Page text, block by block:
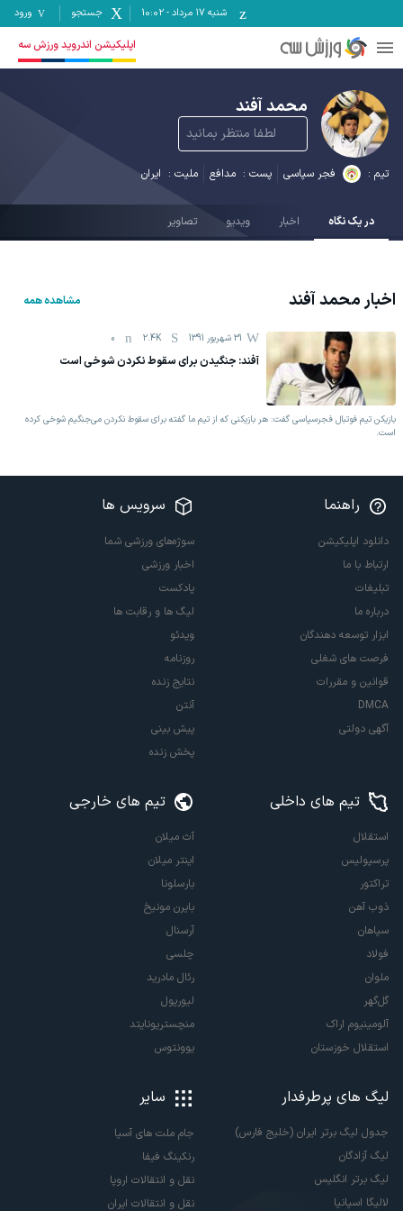
شنبه ۱۷ مرداد -
10:02 جستجو ورود
اپلیکیشن اندروید ورزش سه
محمد آفند
لطفا منتظر بمانید
تیم : فجر سپاسی پست : مدافع ملیت : ایران
در یک نگاه اخبار ویدیو تصاویر
اخبارمحمد آفند مشاهده همه
31 شهریور 1391 2.4K
0
آفند: جنگیدن برای سقوط نکردن شوخی است
بازیکن تیم فوتبال فجرسپاسی گفت: هر بازیکنی که از تیم ما گفته برای سقوط نکردن می‌جنگیم شوخی کرده
است.
راهنما
دانلود اپلیکیشن
ارتباط با ما
تبلیغات
درباره ما
ابزار توسعه دهندگان
فرصت های شغلی
قوانین و مقررات
DMCA
آگهی دولتی
سرویس ها
سوژه‌های ورزشی شما
اخبار ورزشی
پادکست
لیگ ها و رقابت ها
ویدئو
روزنامه
نتایج زنده
آنتن
پیش بینی
پخش زنده
تیم های داخلی
استقلال
پرسپولیس
تراکتور
ذوب آهن
سپاهان
فولاد
ملوان
گل‌گهر
آلومینیوم اراک
استقلال خوزستان
تیم های خارجی
آث میلان
اینتر میلان
بارسلونا
بایرن مونیخ
آرسنال
چلسی
رئال مادرید
لیورپول
منچستریونایتد
یوونتوس
لیگ های پرطرفدار
جدول لیگ برتر ایران (خلیج فارس)
لیگ آزادگان
لیگ برتر انگلیس
لالیگا اسپانیا
سایر
جام ملت های آسیا
رنکینگ فیفا
نقل و انتقالات اروپا
نقل و انتقالات ایران